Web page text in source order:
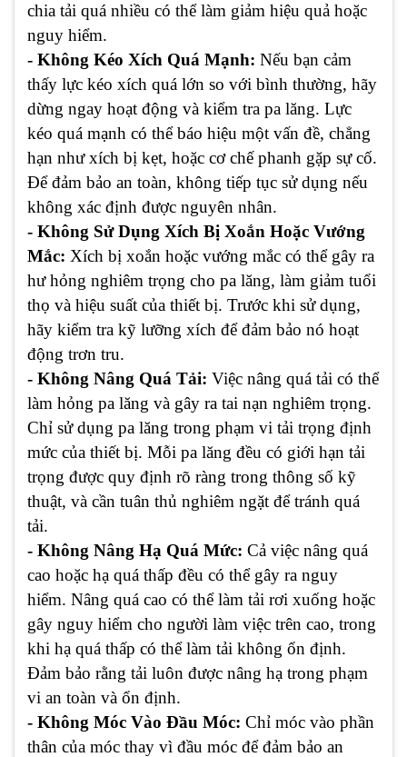
chia tải quá nhiều có thể làm giảm hiệu quả hoặc
nguy hiểm.
- Không Kéo Xích Quá Mạnh: Nếu bạn cảm
thấy lực kéo xích quá lớn so với bình thường, hãy
dừng ngay hoạt động và kiểm tra pa lăng. Lực
kéo quá mạnh có thể báo hiệu một vấn đề, chẳng
hạn như xích bị kẹt, hoặc cơ chế phanh gặp sự cố.
Để đảm bảo an toàn, không tiếp tục sử dụng nếu
không xác định được nguyên nhân.
- Không Sử Dụng Xích Bị Xoắn Hoặc Vướng
Mắc: Xích bị xoắn hoặc vướng mắc có thể gây ra
hư hỏng nghiêm trọng cho pa lăng, làm giảm tuổi
thọ và hiệu suất của thiết bị. Trước khi sử dụng,
hãy kiểm tra kỹ lưỡng xích để đảm bảo nó hoạt
động trơn tru.
- Không Nâng Quá Tải: Việc nâng quá tải có thể
làm hỏng pa lăng và gây ra tai nạn nghiêm trọng.
Chỉ sử dụng pa lăng trong phạm vi tải trọng định
mức của thiết bị. Mỗi pa lăng đều có giới hạn tải
trọng được quy định rõ ràng trong thông số kỹ
thuật, và cần tuân thủ nghiêm ngặt để tránh quá
tải.
- Không Nâng Hạ Quá Mức: Cả việc nâng quá
cao hoặc hạ quá thấp đều có thể gây ra nguy
hiểm. Nâng quá cao có thể làm tải rơi xuống hoặc
gây nguy hiểm cho người làm việc trên cao, trong
khi hạ quá thấp có thể làm tải không ổn định.
Đảm bảo rằng tải luôn được nâng hạ trong phạm
vi an toàn và ổn định.
- Không Móc Vào Đầu Móc: Chỉ móc vào phần
thân của móc thay vì đầu móc để đảm bảo an